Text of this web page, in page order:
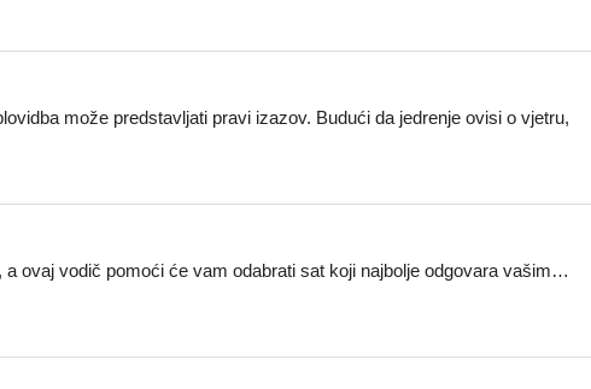
može predstavljati pravi izazov. Budući da jedrenje ovisi o vjetru,
ovaj vodič pomoći će vam odabrati sat koji najbolje odgovara vašim…